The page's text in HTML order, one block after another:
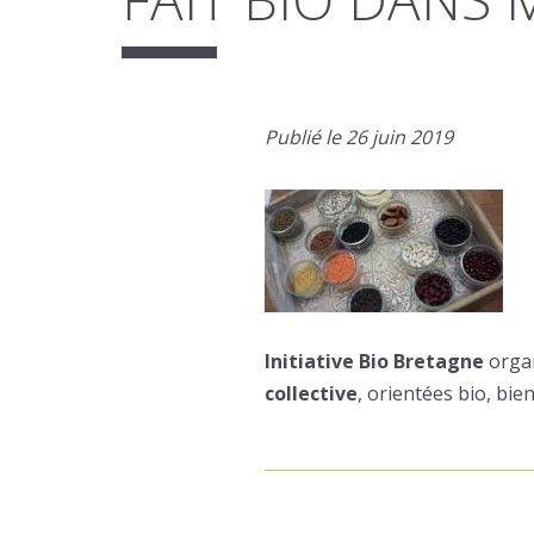
Publié le 26 juin 2019
Initiative Bio Bretagne
collective, orientées bio,